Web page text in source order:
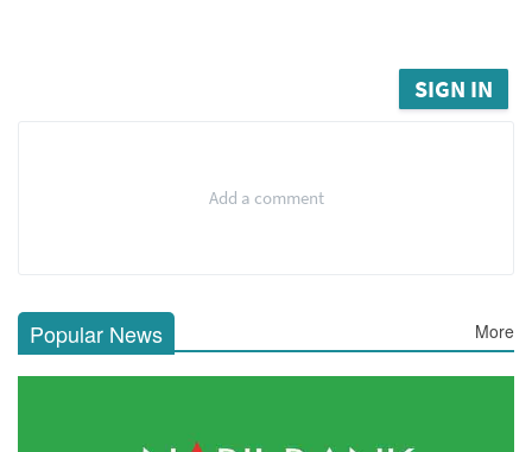
SIGN IN
Add a comment
Popular News More